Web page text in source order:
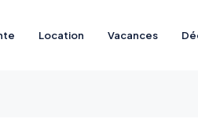
Location Vacances